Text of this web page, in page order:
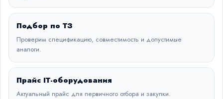
Подбор по ТЗ
Проверим спецификацию, совместимость и допустимые
аналоги.
Прайс IT-оборудования
Актуальный прайс для первичного отбора и закупки.